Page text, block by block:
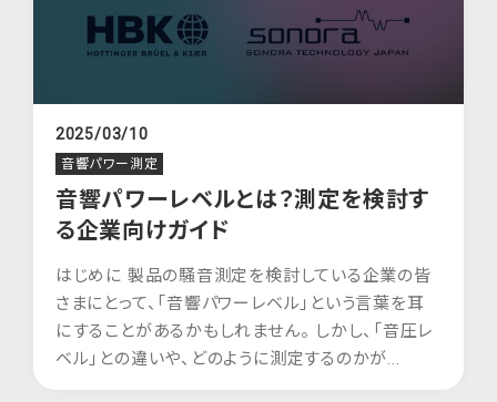
2025/03/10
音響パワー測定
音響パワーレベルとは？測定を検討す
る企業向けガイド
はじめに 製品の騒音測定を検討している企業の皆
さまにとって、「音響パワーレベル」という言葉を耳
にすることがあるかもしれません。 しかし、「音圧レ
ベル」との違いや、どのように測定するのかが...